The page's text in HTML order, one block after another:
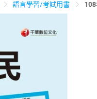
養生保健 民生用品
運動休閒
語言學習/考試用書